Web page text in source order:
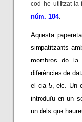
codi he utilitzat la
núm. 104.
Aquesta
simpatitzants
membres de
diferències de
el dia 5, etc. Un
introduïu en un
un dels que